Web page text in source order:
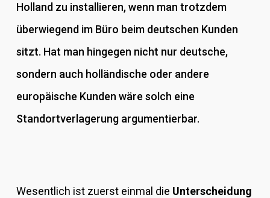
Holland zu installieren, wenn man trotzdem
überwiegend im Büro beim deutschen Kunden
sitzt. Hat man hingegen nicht nur deutsche,
sondern auch holländische oder andere
europäische Kunden wäre solch eine
Standortverlagerung argumentierbar.
Wesentlich ist zuerst einmal die Unterscheidung